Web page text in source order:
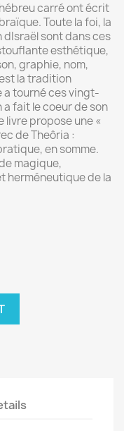
carré ont écrit
Toute la foi, la
sont dans ces
esthétique,
graphie, nom,
la tradition
a tourné ces vingt-
fait le coeur de son
livre propose une «
de Theôria :
en somme.
magique,
herméneutique de la